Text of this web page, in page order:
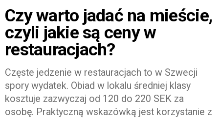
Czy warto jadać na mieście,
czyli jakie są ceny w
restauracjach?
Częste jedzenie w restauracjach to w Szwecji
spory wydatek. Obiad w lokalu średniej klasy
kosztuje zazwyczaj od 120 do 220 SEK za
osobę. Praktyczną wskazówką jest korzystanie z